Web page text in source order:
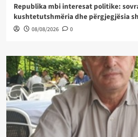
Republika mbi interesat politike:
kushtetutshmëria dhe përgjegjësia
08/08/2026 0